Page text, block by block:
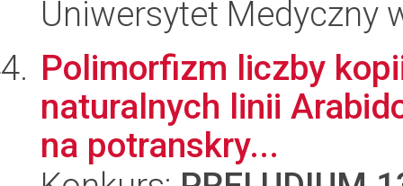
Uniwersytet Medyczny
Polimorfizm liczby
naturalnych linii
na potranskry...